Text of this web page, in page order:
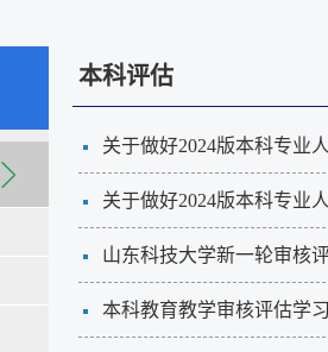
本科评估
关于做好2024版本科专业
关于做好2024版本科专业
山东科技大学新一轮审核
本科教育教学审核评估学